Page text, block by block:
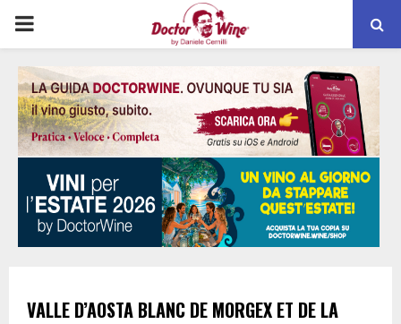
PRIMARY
MENU
VALLE D’AOSTA BLANC DE MORGEX ET DE LA